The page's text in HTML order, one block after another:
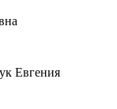
Евгения